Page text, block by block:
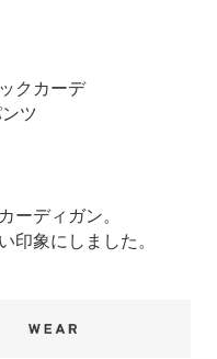
クカーデ
ツ
ーディガン。
印象にしました。